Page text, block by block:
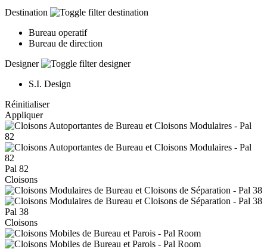
Destination
Bureau operatif
Bureau de direction
Designer
S.I. Design
Réinitialiser
Appliquer
Pal 82
Cloisons
Pal 38
Cloisons